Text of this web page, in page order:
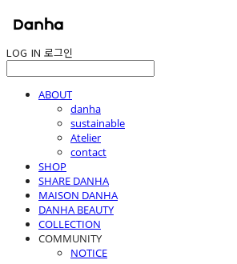
LOG IN 로그인
ABOUT
danha
sustainable
Atelier
contact
SHOP
SHARE DANHA
MAISON DANHA
DANHA BEAUTY
COLLECTION
COMMUNITY
NOTICE